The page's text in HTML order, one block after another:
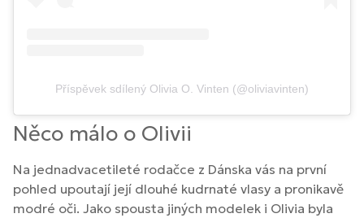
Příspěvek sdílený Olivia O. Vinten (@oliviavinten)
Něco málo o Olivii
Na jednadvacetileté rodačce z Dánska vás na první
pohled upoutají její dlouhé kudrnaté vlasy a pronikavě
modré oči. Jako spousta jiných modelek i Olivia byla